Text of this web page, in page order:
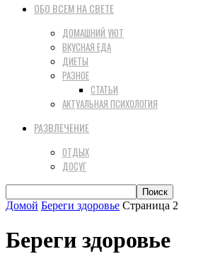
ОБО ВСЕМ НА СВЕТЕ
ДОМАШНИЙ УЮТ
ВКУСНАЯ ЕДА
ДИЕТЫ
РАЗНОЕ
СТАТЬИ
АКТУАЛЬНАЯ ПСИХОЛОГИЯ
РАЗВЛЕЧЕНИЕ
ОТДЫХ
ДОСУГ
Домой Береги здоровье Страница 2
Береги здоровье